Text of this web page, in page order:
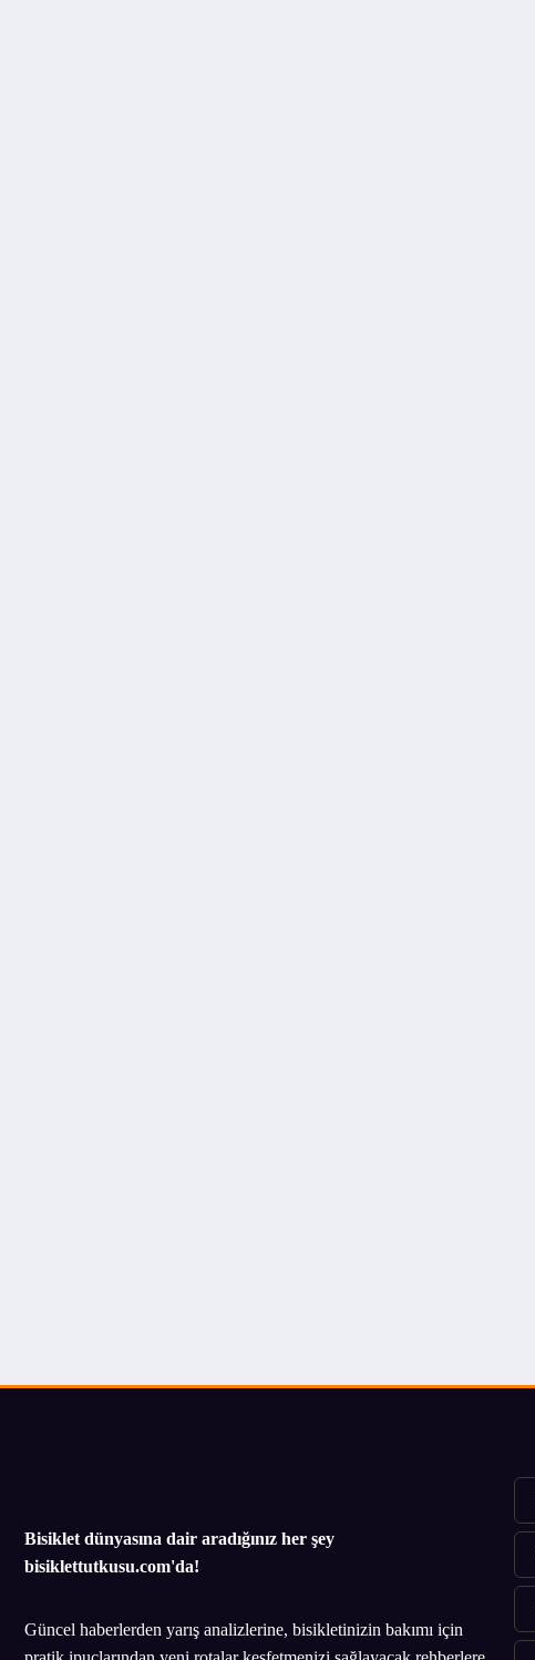
Bisiklet dünyasına dair aradığınız her şey
bisiklettutkusu.com'da!
Güncel haberlerden yarış analizlerine, bisikletinizin bakımı için